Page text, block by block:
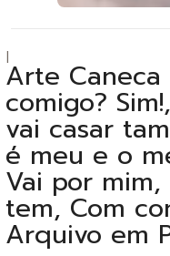
|Arte
comigo?
vai casar
é meu e o
Vai por
tem, Com
Arquivo em